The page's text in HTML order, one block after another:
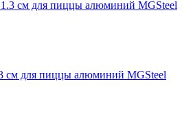
см для пиццы алюминий MGSteel